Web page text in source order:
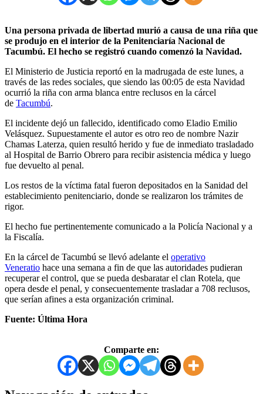
Una persona privada de libertad murió a causa de una riña que
se produjo en el interior de la Penitenciaría Nacional de
Tacumbú. El hecho se registró cuando comenzó la Navidad.
El Ministerio de Justicia reportó en la madrugada de este lunes, a
través de las redes sociales, que siendo las 00:05 de esta Navidad
ocurrió la riña con arma blanca entre reclusos en la cárcel
de Tacumbú.
El incidente dejó un fallecido, identificado como Eladio Emilio
Velásquez. Supuestamente el autor es otro reo de nombre Nazir
Chamas Laterza, quien resultó herido y fue de inmediato trasladado
al Hospital de Barrio Obrero para recibir asistencia médica y luego
fue devuelto al penal.
Los restos de la víctima fatal fueron depositados en la Sanidad del
establecimiento penitenciario, donde se realizaron los trámites de
rigor.
El hecho fue pertinentemente comunicado a la Policía Nacional y a
la Fiscalía.
En la cárcel de Tacumbú se llevó adelante el operativo
Veneratio hace una semana a fin de que las autoridades pudieran
recuperar el control, que se pueda desbaratar el clan Rotela, que
opera desde el penal, y consecuentemente trasladar a 708 reclusos,
que serían afines a esta organización criminal.
Fuente: Última Hora
Comparte en: